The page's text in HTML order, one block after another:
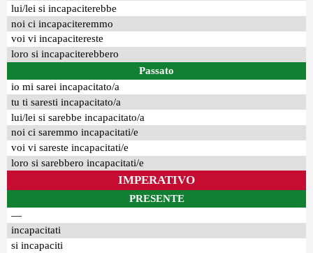
lui/lei si incapaciterebbe
noi ci incapaciteremmo
voi vi incapacitereste
loro si incapaciterebbero
Passato
io mi sarei incapacitato/a
tu ti saresti incapacitato/a
lui/lei si sarebbe incapacitato/a
noi ci saremmo incapacitati/e
voi vi sareste incapacitati/e
loro si sarebbero incapacitati/e
IMPERATIVO
PRESENTE
—
incapacitati
si incapaciti